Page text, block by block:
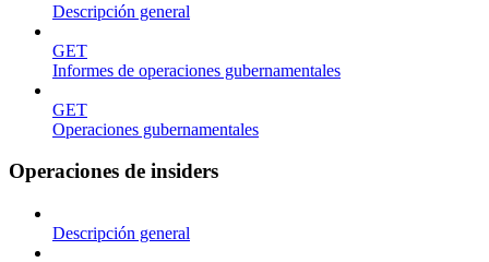
Descripción general
GET
Informes de operaciones gubernamentales
GET
Operaciones gubernamentales
Operaciones de insiders
Descripción general